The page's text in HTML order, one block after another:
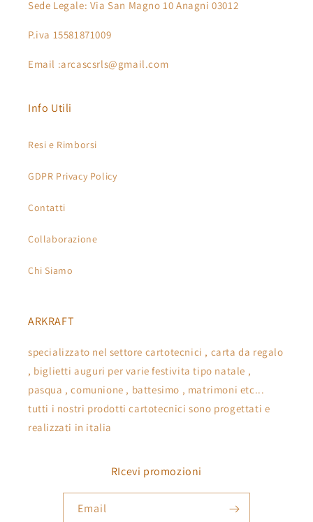
Sede Legale: Via San Magno 10 Anagni 03012
P.iva 15581871009
Email :arcascsrls@gmail.com
Info Utili
Resi e Rimborsi
GDPR Privacy Policy
Contatti
Collaborazione
Chi Siamo
ARKRAFT
specializzato nel settore cartotecnici , carta da regalo
, biglietti auguri per varie festivita tipo natale ,
pasqua , comunione , battesimo , matrimoni etc...
tutti i nostri prodotti cartotecnici sono progettati e
realizzati in italia
RIcevi promozioni
Email